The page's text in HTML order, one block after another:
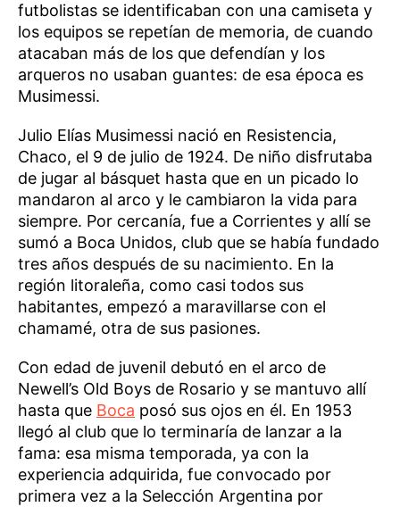
futbolistas se identificaban con una camiseta y
los equipos se repetían de memoria, de cuando
atacaban más de los que defendían y los
arqueros no usaban guantes: de esa época es
Musimessi.
Julio Elías Musimessi nació en Resistencia,
Chaco, el 9 de julio de 1924. De niño disfrutaba
de jugar al básquet hasta que en un picado lo
mandaron al arco y le cambiaron la vida para
siempre. Por cercanía, fue a Corrientes y allí se
sumó a Boca Unidos, club que se había fundado
tres años después de su nacimiento. En la
región litoraleña, como casi todos sus
habitantes, empezó a maravillarse con el
chamamé, otra de sus pasiones.
Con edad de juvenil debutó en el arco de
Newell’s Old Boys de Rosario y se mantuvo allí
hasta que Boca posó sus ojos en él. En 1953
llegó al club que lo terminaría de lanzar a la
fama: esa misma temporada, ya con la
experiencia adquirida, fue convocado por
primera vez a la Selección Argentina por